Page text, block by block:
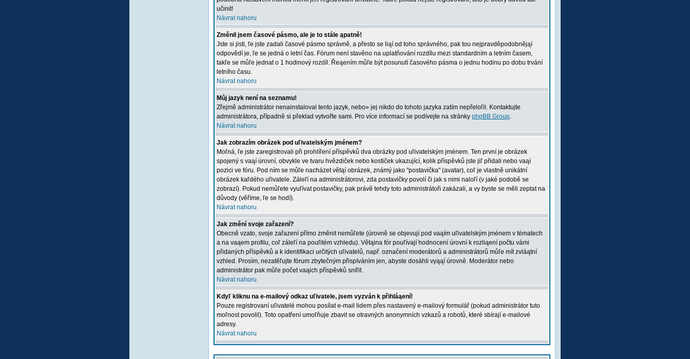
učinit!
Návrat nahoru
Změnil jsem časové pásmo, ale je to stále ąpatně!
Jste si jisti, ľe jste zadali časové pásmo správně, a přesto se liąí od toho správného, pak tou nejpravděpodobnějąí
odpovědí je, ľe se jedná o letní čas. Fórum není stavěno na uplatňování rozdílu mezi standardním a letním časem,
takľe se můľe jednat o 1 hodinový rozdíl. Řeąením můľe být posunutí časového pásma o jednu hodinu po dobu trvání
letního času.
Návrat nahoru
Můj jazyk není na seznamu!
Zřejmě administrátor nenainstaloval tento jazyk, nebo» jej nikdo do tohoto jazyka zatím nepřeloľil. Kontaktujte
administrátora, případně si překlad vytvořte sami. Pro více informací se podívejte na stránky phpBB Group.
Návrat nahoru
Jak zobrazím obrázek pod uľivatelským jménem?
Moľná, ľe jste zaregistrovali při prohlíľení příspěvků dva obrázky pod uľivatelským jménem. Ten první je obrázek
spojený s vaąí úrovní, obvykle ve tvaru hvězdiček nebo kostiček ukazující, kolik příspěvků jste jiľ přidali nebo vaąí
pozici ve fóru. Pod ním se můľe nacházet větąí obrázek, známý jako "postavička" (avatar), coľ je vlastně unikátní
obrázek kaľdého uľivatele. Záleľí na administrátorovi, zda postavičky povolí či jak s nimi naloľí (v jaké podobě se
zobrazí). Pokud nemůľete vyuľívat postavičky, pak právě tehdy toto administrátoři zakázali, a vy byste se měli zeptat na
důvody (věříme, ľe se hodí).
Návrat nahoru
Jak změní svoje zařazení?
Obecně vzato, svoje zařazení přímo změnit nemůľete (úrovně se objevují pod vaąím uľivatelským jménem v tématech
a na vaąem profilu, coľ záleľí na pouľitém vzhledu). Větąina fór pouľívají hodnocení úrovní k rozliąení počtu vámi
přidaných příspěvků a k identifikaci určitých uľivatelů, např. označení moderátorů a administrátorů můľe mít zvláątní
vzhled. Prosím, nezatěľujte fórum zbytečným přispíváním jen, abyste dosáhli vyąąí úrovně. Moderátor nebo
administrátor pak můľe počet vaąich příspěvků sníľit.
Návrat nahoru
Kdyľ kliknu na e-mailový odkaz uľivatele, jsem vyzván k přihláąení!
Pouze registrovaní uľivatelé mohou posílat e-mail lidem přes nastavený e-mailový formulář (pokud administrátor tuto
moľnost povolil). Toto opatření umoľňuje zbavit se otravných anonymních vzkazů a robotů, které sbírají e-mailové
adresy.
Návrat nahoru